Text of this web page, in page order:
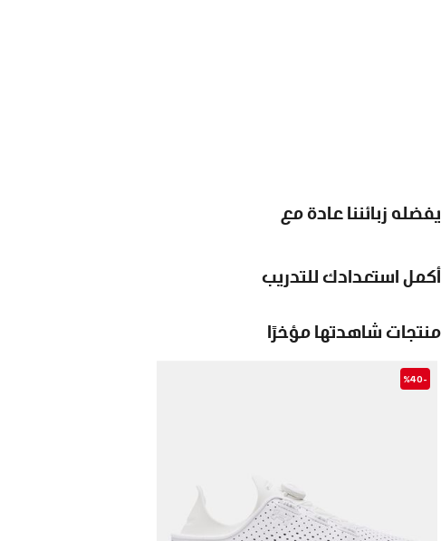
يفضله زبائننا عادة مع
أكمل استعدادك للتدريب
منتجات شاهدتها مؤخرًا
-%40